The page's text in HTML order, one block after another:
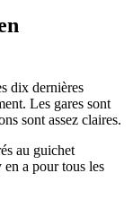
dix dernières
Les gares sont
sont assez claires.
au guichet
en a pour tous les